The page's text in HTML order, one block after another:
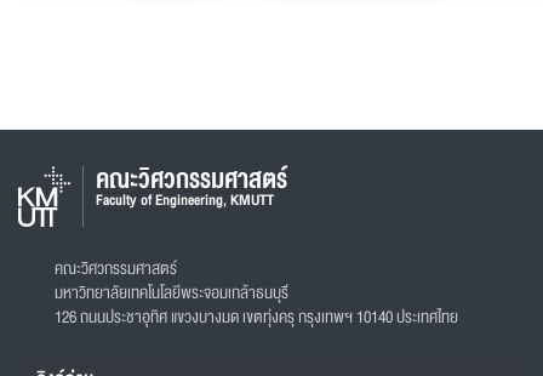
คณะวิศวกรรมศาสตร์
Faculty of Engineering, KMUTT
คณะวิศวกรรมศาสตร์
มหาวิทยาลัยเทคโนโลยีพระจอมเกล้าธนบุรี
126 ถนนประชาอุทิศ แขวงบางมด เขตทุ่งครุ กรุงเทพฯ 10140 ประเทศไทย